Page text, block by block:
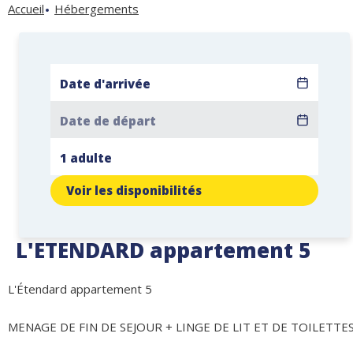
Accueil Hébergements
L'ETENDARD appartement 5
L'Étendard appartement 5
MENAGE DE FIN DE SEJOUR + LINGE DE LIT ET DE
Voir les disponibilités